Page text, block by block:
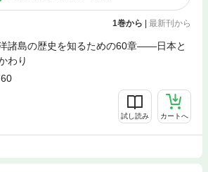
1巻から | 最新刊から
諸島の歴史を知るための60章――日本と
わり
試し読み カートへ